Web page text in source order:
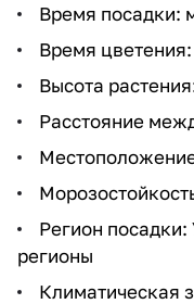
Время посадки:
Время
Высота
Расстояние
Регион
регионы
Климатическая